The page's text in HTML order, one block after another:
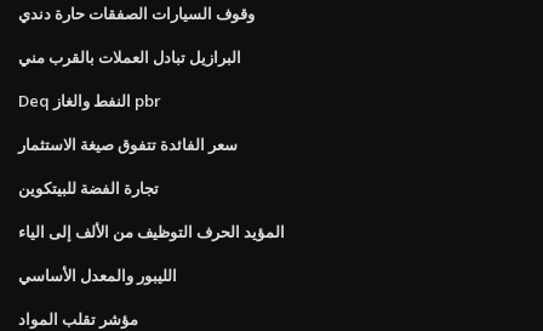
وقوف السيارات الصفقات حارة دندي
البرازيل تبادل العملات بالقرب مني
Deq النفط والغاز pbr
سعر الفائدة تتفوق صيغة الاستثمار
تجارة الفضة للبيتكوين
المؤيد الحرف التوظيف من الألف إلى الياء
الليبور والمعدل الأساسي
مؤشر تقلب المواد